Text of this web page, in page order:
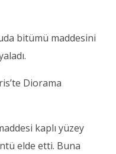
bitümü maddesini
Diorama
kaplı yüzey
elde etti. Buna